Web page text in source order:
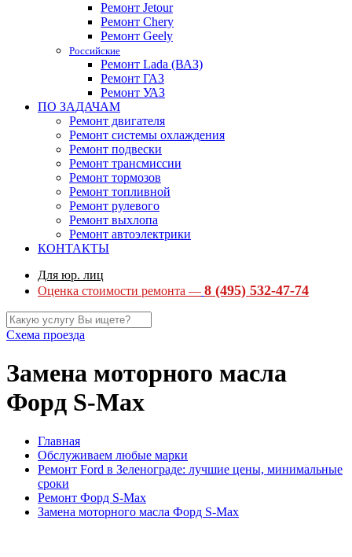
Ремонт Jetour
Ремонт Chery
Ремонт Geely
Российские
Ремонт Lada (ВАЗ)
Ремонт ГАЗ
Ремонт УАЗ
ПО ЗАДАЧАМ
Ремонт двигателя
Ремонт системы охлаждения
Ремонт подвески
Ремонт трансмиссии
Ремонт тормозов
Ремонт топливной
Ремонт рулевого
Ремонт выхлопа
Ремонт автоэлектрики
КОНТАКТЫ
Для юр. лиц
Оценка стоимости ремонта — 8 (495) 532-47-74
Схема проезда
Замена моторного масла
Форд S-Max
Главная
Обслуживаем любые марки
Ремонт Ford в Зеленограде: лучшие цены, минимальные
сроки
Ремонт Форд S-Max
Замена моторного масла Форд S-Max